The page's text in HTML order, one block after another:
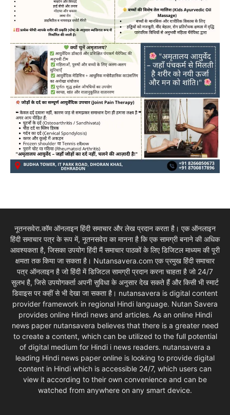
नूतनसवेरा.कॉम ऑनलाइन हिंदी समाचार और लेख प्रदान करता है। एक ऑनलाइन
हिंदी समाचार पत्र के रूप में, नूतनसवेरा का मानना है कि एक सामग्री बनाने की अधिक
आवश्यकता है, जिसका उपयोग हिंदी मैं समाचार पाठकों के लिए डिजिटल माध्यम की पूरी
क्षमता तक किया जा सकता है। Nutansavera.com एक प्रमुख हिंदी समाचार
पत्र ऑनलाइन है जो हिंदी में डिजिटल सामग्री प्रदान करना चाहता है जो 24/7
सुलभ है, जिसे उपयोगकर्ता अपनी सुविधा के अनुसार देख सकते हैं और किसी भी स्मार्ट
डिवाइस पर कहीं से भी देखा जा सकता है। nutansavera is digital content
provider framework in regional Hindi language. Nutan Savera
provides online Hindi news and articles. As an online Hindi
news paper nutansavera believes that there is a greater need
to create a content, which can be utilized to the full potential
of digital medium for Hindi i news readers. nutansavera a
leading Hindi news paper online is looking to provide digital
content in Hindi which is accessible 24/7, which users can
view it according to their own convenience and can be
watched from anywhere on any smart device.